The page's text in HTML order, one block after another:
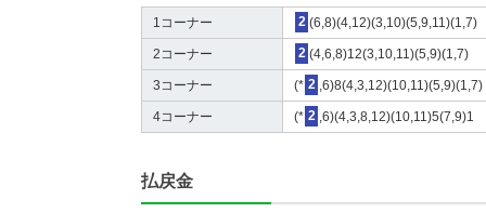
1コーナー 2 (6,8)(4,12)(3,10)(5,9,11)(1,7)
2コーナー 2 (4,6,8)12(3,10,11)(5,9)(1,7)
3コーナー (* 2 ,6)8(4,3,12)(10,11)(5,9)(1,7)
4コーナー (* 2 ,6)(4,3,8,12)(10,11)5(7,9)1
払戻金